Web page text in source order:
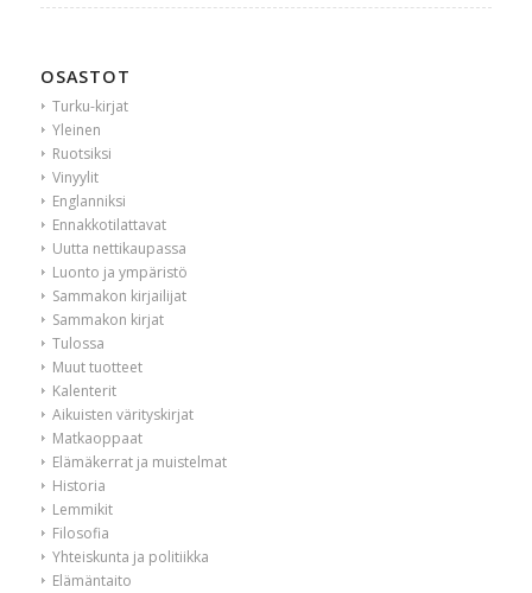
OSASTOT
Turku-kirjat
Yleinen
Ruotsiksi
Vinyylit
Englanniksi
Ennakkotilattavat
Uutta nettikaupassa
Luonto ja ympäristö
Sammakon kirjailijat
Sammakon kirjat
Tulossa
Muut tuotteet
Kalenterit
Aikuisten värityskirjat
Matkaoppaat
Elämäkerrat ja muistelmat
Historia
Lemmikit
Filosofia
Yhteiskunta ja politiikka
Elämäntaito